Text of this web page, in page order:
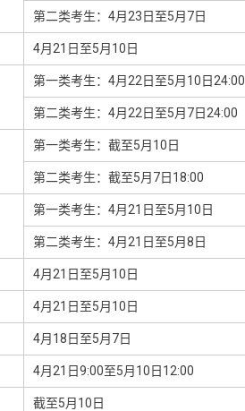
第二类考生：4月23日至5月7日
4月21日至5月10日
第一类考生：4月22日至5月10日24:00
第二类考生：4月22日至5月7日24:00
第一类考生：截至5月10日
第二类考生：截至5月7日18:00
第一类考生：4月21日至5月10日
第二类考生：4月21日至5月8日
4月21日至5月10日
4月21日至5月10日
4月18日至5月7日
4月21日9:00至5月10日12:00
截至5月10日